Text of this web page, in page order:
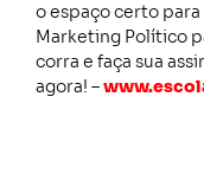
o espaço certo
Marketing Político
corra e faça sua
agora! –